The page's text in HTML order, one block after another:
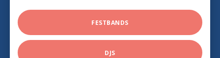
FESTBANDS
DJS